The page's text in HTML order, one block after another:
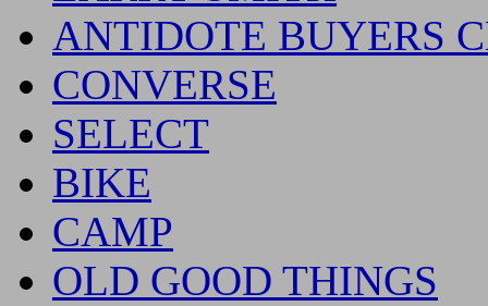
ANTIDOTE BUYERS
CONVERSE
SELECT
BIKE
CAMP
OLD GOOD THINGS